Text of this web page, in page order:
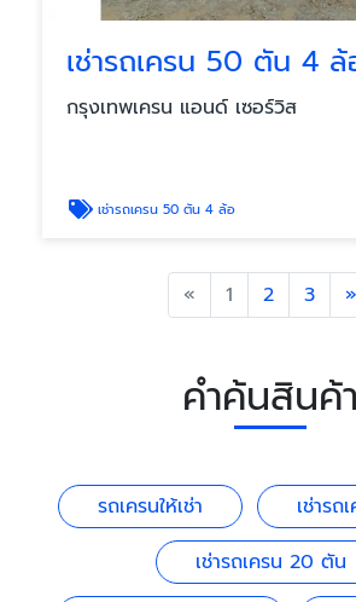
เช่ารถเครน 50 ตัน 4 ล้
กรุงเทพเครน แอนด์ เซอร์วิส
เช่ารถเครน 50 ตัน 4 ล้อ
« Previous
1 2 3 »
คำค้นสินค้า
รถเครนให้เช่า
เช่ารถ
เช่ารถเครน 20 ตัน